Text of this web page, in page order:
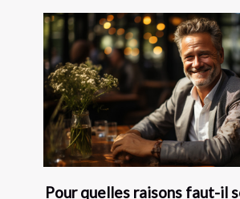
Pour quelles raisons faut-il